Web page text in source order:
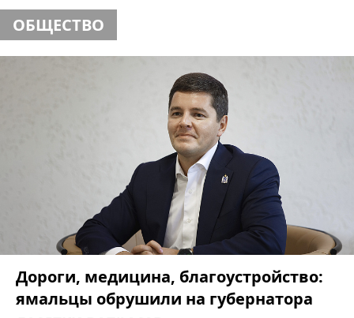
ОБЩЕСТВО
Дороги, медицина, благоустройство:
ямальцы обрушили на губернатора